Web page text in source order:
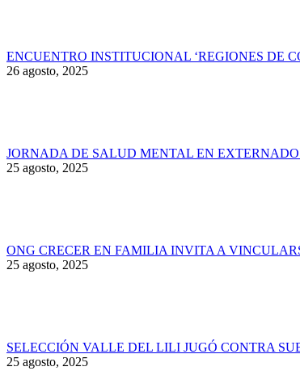
ENCUENTRO INSTITUCIONAL ‘REGIONES DE
26 agosto, 2025
JORNADA DE SALUD MENTAL EN
25 agosto, 2025
ONG CRECER EN FAMILIA INVITA A
25 agosto, 2025
SELECCIÓN VALLE DEL LILI JUGÓ CONTRA
25 agosto, 2025